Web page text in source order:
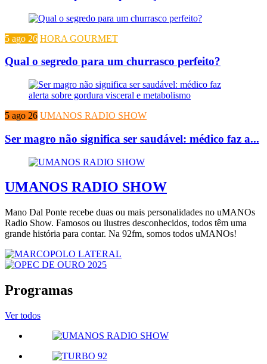
5 ago 26 HORA GOURMET
Qual o segredo para um churrasco perfeito?
5 ago 26 UMANOS RADIO SHOW
Ser magro não significa ser saudável: médico faz a...
UMANOS RADIO SHOW
Mano Dal Ponte recebe duas ou mais personalidades no uMANOs
Radio Show. Famosos ou ilustres desconhecidos, todos têm uma
grande história para contar. Na 92fm, somos todos uMANOs!
Programas
Ver todos